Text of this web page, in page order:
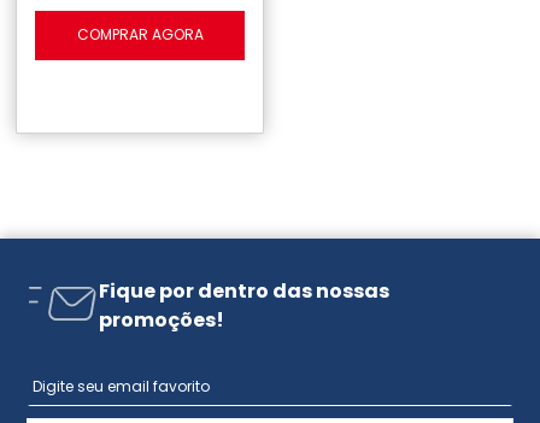
COMPRAR AGORA
Fique por dentro das nossas
promoções!